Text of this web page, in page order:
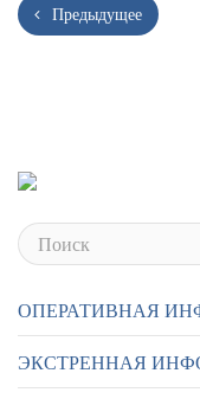
Предыдущее
ОПЕРАТИВНАЯ
ЭКСТРЕННАЯ